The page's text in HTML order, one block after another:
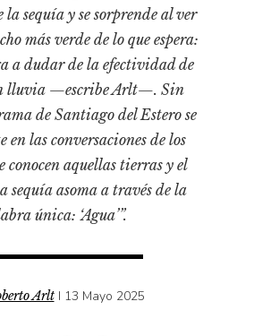
la sequía y se sorprende al ver
más verde de lo que espera:
a dudar de la efectividad de
lluvia —escribe Arlt—. Sin
de Santiago del Estero se
en las conversaciones de los
conocen aquellas tierras y el
sequía asoma a través de la
única: ‘Agua’”.
Arlt I 13 Mayo 2025